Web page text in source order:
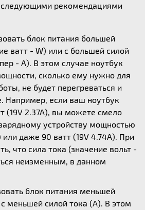
следующими рекомендациями
блок питания большей
ватт - W) или с большей силой
- А). В этом случае ноутбук
сколько ему нужно для
не будет перегреваться и
Например, если ваш ноутбук
(19V 2.37A), вы можете смело
устройству мощностью
или даже 90 ватт (19V 4.74A). При
что сила тока (значение вольт -
неизменным, в данном
блок питания меньшей
меньшей силой тока (А). В этом